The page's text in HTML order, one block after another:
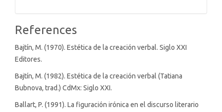
References
Bajtín, M. (1970). Estética de la creación verbal. Siglo XXI
Editores.
Bajtín, M. (1982). Estética de la creación verbal (Tatiana
Bubnova, trad.) CdMx: Siglo XXI.
Ballart, P. (1991). La figuración irónica en el discurso literario